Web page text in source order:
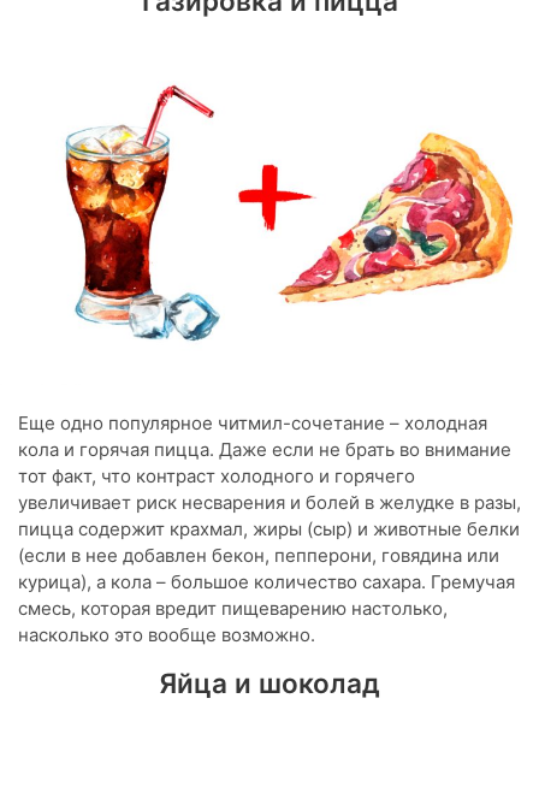
Еще одно популярное читмил-сочетание – холодная
кола и горячая пицца. Даже если не брать во внимание
тот факт, что контраст холодного и горячего
увеличивает риск несварения и болей в желудке в разы,
пицца содержит крахмал, жиры (сыр) и животные белки
(если в нее добавлен бекон, пепперони, говядина или
курица), а кола – большое количество сахара. Гремучая
смесь, которая вредит пищеварению настолько,
насколько это вообще возможно.
Яйца и шоколад